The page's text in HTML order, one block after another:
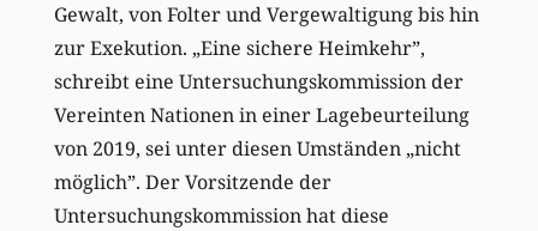
Gewalt, von Folter und Vergewaltigung bis hin
zur Exekution. „Eine sichere Heimkehr”,
schreibt eine Untersuchungskommission der
Vereinten Nationen in einer Lagebeurteilung
von 2019, sei unter diesen Umständen „nicht
möglich”. Der Vorsitzende der
Untersuchungskommission hat diese